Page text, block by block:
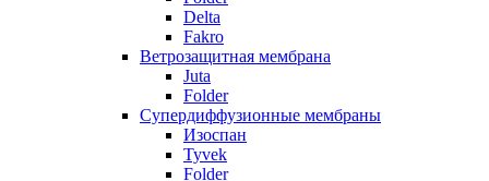
Delta
Fakro
Ветрозащитная мембрана
Juta
Folder
Супердиффузионные мембраны
Изоспан
Tyvek
Folder